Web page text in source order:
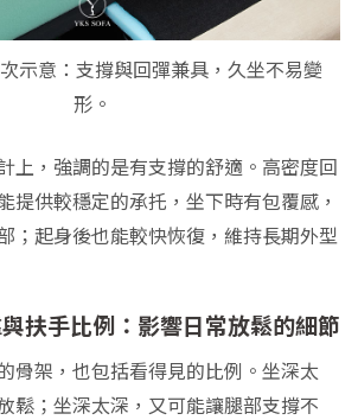
示意：支撐與回彈兼具，久坐不易變
形。
上，強調的是有支撐的舒適。高密度回
提供較穩定的承托，坐下時有包覆感，
；起身後也能較快恢復，維持長期外型
扶手比例：影響日常放鬆的細節
骨架，也包括看得見的比例。坐深太
鬆；坐深太深，又可能讓腿部支撐不